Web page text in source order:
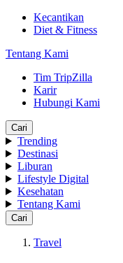
Kecantikan
Diet & Fitness
Tentang Kami
Tim TripZilla
Karir
Hubungi Kami
Cari
Trending
Destinasi
Liburan
Lifestyle Digital
Kesehatan
Tentang Kami
Cari
Travel